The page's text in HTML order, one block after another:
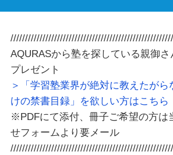
AQURASから塾を探している親御
プレゼント
＞「学習塾業界が絶対に教えたがら
けの禁書目録」を欲しい方はこちら
※PDFにて添付、冊子ご希望の方は
せフォームより要メール